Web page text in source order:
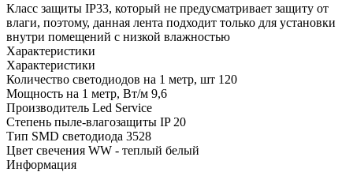
Класс защиты IP33, который не предусматривает защиту от
влаги, поэтому, данная лента подходит только для установки
внутри помещений с низкой влажностью
Характеристики
Характеристики
Количество светодиодов на 1 метр, шт 120
Мощность на 1 метр, Вт/м 9,6
Производитель Led Service
Степень пыле-влагозащиты IP 20
Тип SMD светодиода 3528
Цвет свечения WW - теплый белый
Информация